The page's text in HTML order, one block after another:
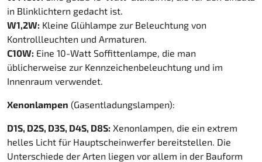
in Blinklichtern gedacht ist.
W1,2W: Kleine Glühlampe zur Beleuchtung von
Kontrollleuchten und Armaturen.
C10W: Eine 10-Watt Soffittenlampe, die man
üblicherweise zur Kennzeichenbeleuchtung und im
Innenraum verwendet.
Xenonlampen (Gasentladungslampen):
D1S, D2S, D3S, D4S, D8S: Xenonlampen, die ein extrem
helles Licht für Hauptscheinwerfer bereitstellen. Die
Unterschiede der Arten liegen vor allem in der Bauform